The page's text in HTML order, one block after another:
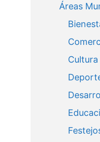
Áreas
Cultura